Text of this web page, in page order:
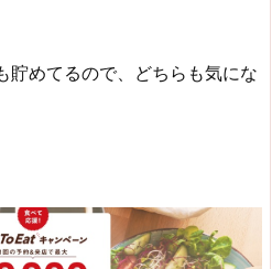
貯めてるので、どちらも気にな